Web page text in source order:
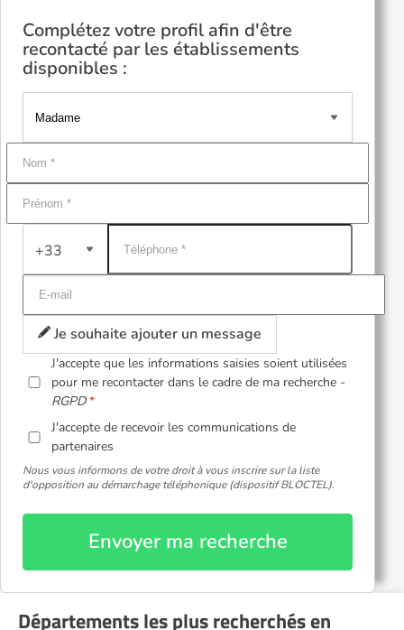
Complétez votre profil afin d'être
recontacté par les établissements
disponibles :
+33
Je souhaite ajouter un message
J'accepte que les informations saisies soient utilisées
pour me recontacter dans le cadre de ma recherche -
RGPD
J'accepte de recevoir les communications de
partenaires
Nous vous informons de votre droit à vous inscrire sur la liste
d'opposition au démarchage téléphonique (dispositif BLOCTEL).
Envoyer ma recherche
Départements les plus recherchés en